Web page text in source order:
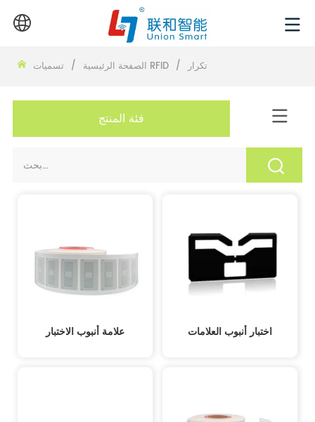
الصفحة الرئيسية / تسميات RFID / تكرار
فئة المنتج
علامة أنبوب الاختبار اختبار أنبوب العلامات